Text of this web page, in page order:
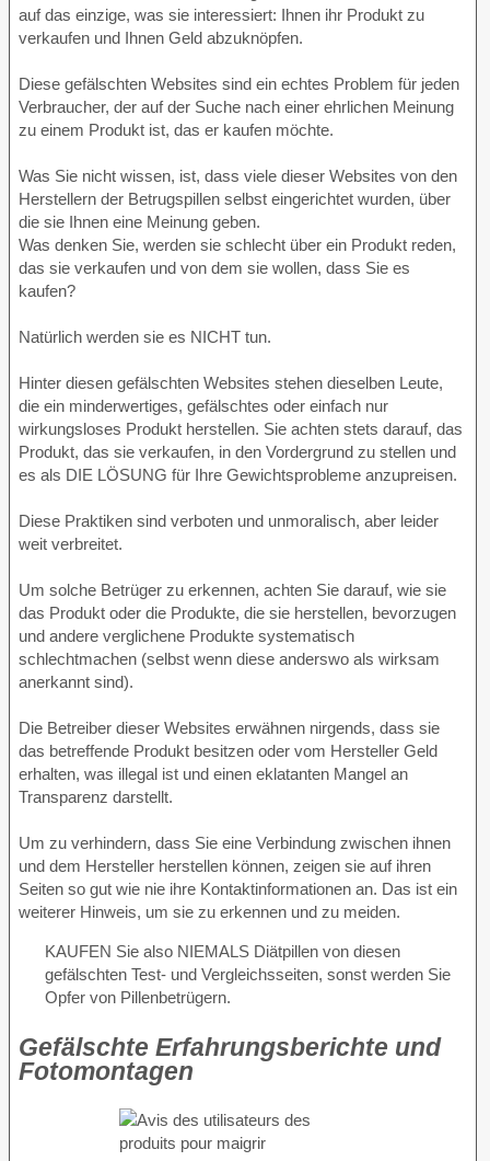
auf das einzige, was sie interessiert: Ihnen ihr Produkt zu
verkaufen und Ihnen Geld abzuknöpfen.
Diese gefälschten Websites sind ein echtes Problem für jeden
Verbraucher, der auf der Suche nach einer ehrlichen Meinung
zu einem Produkt ist, das er kaufen möchte.
Was Sie nicht wissen, ist, dass viele dieser Websites von den
Herstellern der Betrugspillen selbst eingerichtet wurden, über
die sie Ihnen eine Meinung geben.
Was denken Sie, werden sie schlecht über ein Produkt reden,
das sie verkaufen und von dem sie wollen, dass Sie es
kaufen?
Natürlich werden sie es NICHT tun.
Hinter diesen gefälschten Websites stehen dieselben Leute,
die ein minderwertiges, gefälschtes oder einfach nur
wirkungsloses Produkt herstellen. Sie achten stets darauf, das
Produkt, das sie verkaufen, in den Vordergrund zu stellen und
es als DIE LÖSUNG für Ihre Gewichtsprobleme anzupreisen.
Diese Praktiken sind verboten und unmoralisch, aber leider
weit verbreitet.
Um solche Betrüger zu erkennen, achten Sie darauf, wie sie
das Produkt oder die Produkte, die sie herstellen, bevorzugen
und andere verglichene Produkte systematisch
schlechtmachen (selbst wenn diese anderswo als wirksam
anerkannt sind).
Die Betreiber dieser Websites erwähnen nirgends, dass sie
das betreffende Produkt besitzen oder vom Hersteller Geld
erhalten, was illegal ist und einen eklatanten Mangel an
Transparenz darstellt.
Um zu verhindern, dass Sie eine Verbindung zwischen ihnen
und dem Hersteller herstellen können, zeigen sie auf ihren
Seiten so gut wie nie ihre Kontaktinformationen an. Das ist ein
weiterer Hinweis, um sie zu erkennen und zu meiden.
KAUFEN Sie also NIEMALS Diätpillen von diesen
gefälschten Test- und Vergleichsseiten, sonst werden Sie
Opfer von Pillenbetrügern.
Gefälschte Erfahrungsberichte und
Fotomontagen